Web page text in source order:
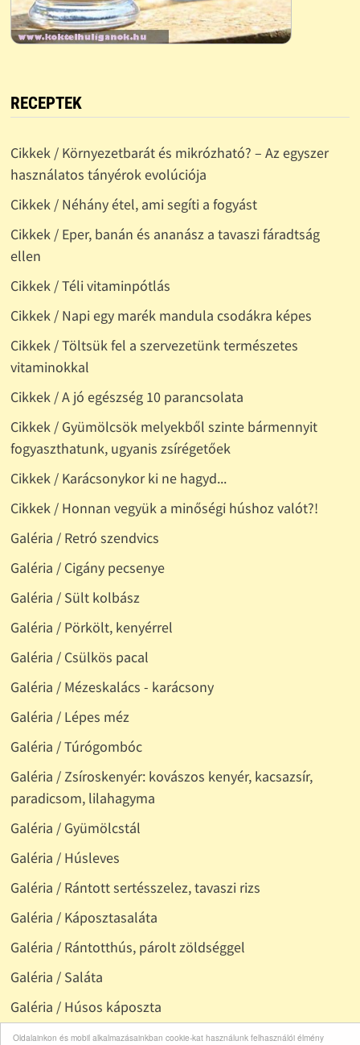
Oldalainkon és mobil alkalmazásainkban cookie-kat használunk felhasználói élmény
RECEPTEK
Cikkek / Környezetbarát és mikrózható? – Az egyszer
használatos tányérok evolúciója
Cikkek / Néhány étel, ami segíti a fogyást
Cikkek / Eper, banán és ananász a tavaszi fáradtság
ellen
Cikkek / Téli vitaminpótlás
Cikkek / Napi egy marék mandula csodákra képes
Cikkek / Töltsük fel a szervezetünk természetes
vitaminokkal
Cikkek / A jó egészség 10 parancsolata
Cikkek / Gyümölcsök melyekből szinte bármennyit
fogyaszthatunk, ugyanis zsírégetőek
Cikkek / Karácsonykor ki ne hagyd...
Cikkek / Honnan vegyük a minőségi húshoz valót?!
Galéria / Retró szendvics
Galéria / Cigány pecsenye
Galéria / Sült kolbász
Galéria / Pörkölt, kenyérrel
Galéria / Csülkös pacal
Galéria / Mézeskalács - karácsony
Galéria / Lépes méz
Galéria / Túrógombóc
Galéria / Zsíroskenyér: kovászos kenyér, kacsazsír,
paradicsom, lilahagyma
Galéria / Gyümölcstál
Galéria / Húsleves
Galéria / Rántott sertésszelez, tavaszi rizs
Galéria / Káposztasaláta
Galéria / Rántotthús, párolt zöldséggel
Galéria / Saláta
Galéria / Húsos káposzta
Galéria / Sülthús, sajttal